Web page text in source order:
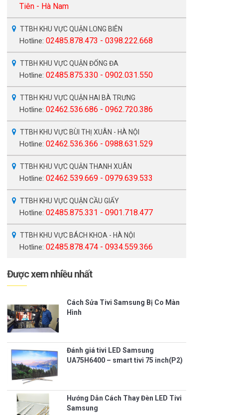
Tiên - Hà Nam
TTBH KHU VỰC QUẬN LONG BIÊN
Hotline: 02485.878.473 - 0398.222.668
TTBH KHU VỰC QUẬN ĐỐNG ĐA
Hotline: 02485.875.330 - 0902.031.550
TTBH KHU VỰC QUẬN HAI BÀ TRƯNG
Hotline: 02462.536.686 - 0962.720.386
TTBH KHU VỰC BÙI THỊ XUÂN - HÀ NỘI
Hotline: 02462.536.366 - 0988.631.529
TTBH KHU VỰC QUẬN THANH XUÂN
Hotline: 02462.539.669 - 0979.639.533
TTBH KHU VỰC QUẬN CẦU GIẤY
Hotline: 02485.875.331 - 0901.718.477
TTBH KHU VỰC BÁCH KHOA - HÀ NỘI
Hotline: 02485.878.474 - 0934.559.366
Được xem nhiều nhất
Cách Sửa Tivi Samsung Bị Co Màn
Hình
Đánh giá tivi LED Samsung
UA75H6400 – smart tivi 75 inch(P2)
Hướng Dẫn Cách Thay Đèn LED Tivi
Samsung